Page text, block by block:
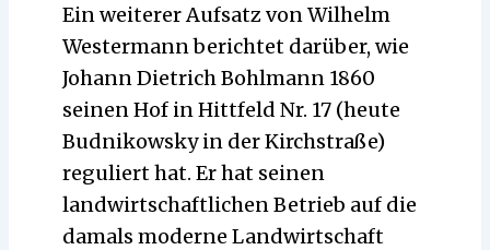
Ein weiterer Aufsatz von Wilhelm
Westermann berichtet darüber, wie
Johann Dietrich Bohlmann 1860
seinen Hof in Hittfeld Nr. 17 (heute
Budnikowsky in der Kirchstraße)
reguliert hat. Er hat seinen
landwirtschaftlichen Betrieb auf die
damals moderne Landwirtschaft